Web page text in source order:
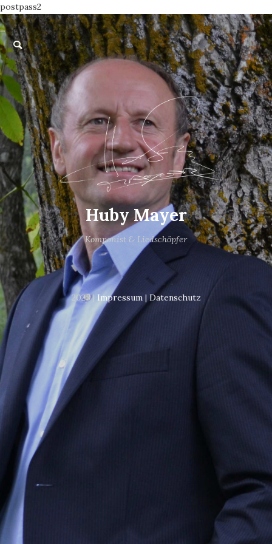
postpass2
Huby Mayer
Komponist & Liedschöpfer
2025 | Impressum|Datenschutz